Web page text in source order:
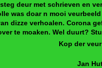
deur met schrieven en
was doar n mooi
dizze verhoalen. Corona
te moaken. Wel duurt?
Kop der
Jan